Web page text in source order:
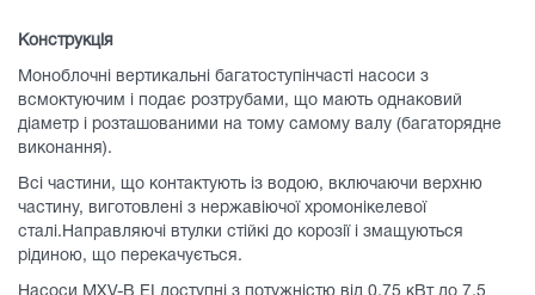
Конструкція
Моноблочні вертикальні багатоступінчасті насоси з
всмоктуючим і подає розтрубами, що мають однаковий
діаметр і розташованими на тому самому валу (багаторядне
виконання).
Всі частини, що контактують із водою, включаючи верхню
частину, виготовлені з нержавіючої хромонікелевої
сталі.Направляючі втулки стійкі до корозії і змащуються
рідиною, що перекачується.